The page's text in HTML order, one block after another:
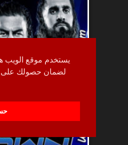
يستخدم موقع الويب
لضمان حصولك على